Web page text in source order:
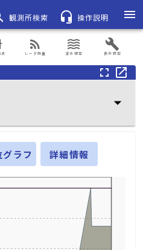
観測所検索 headset_mic 操作説明
menu
レーダ雨量
rss_feed
浸水想定
waves
表示設定
build
fullscreen open_in_new
arrow_drop_down
グラフ 詳細情報